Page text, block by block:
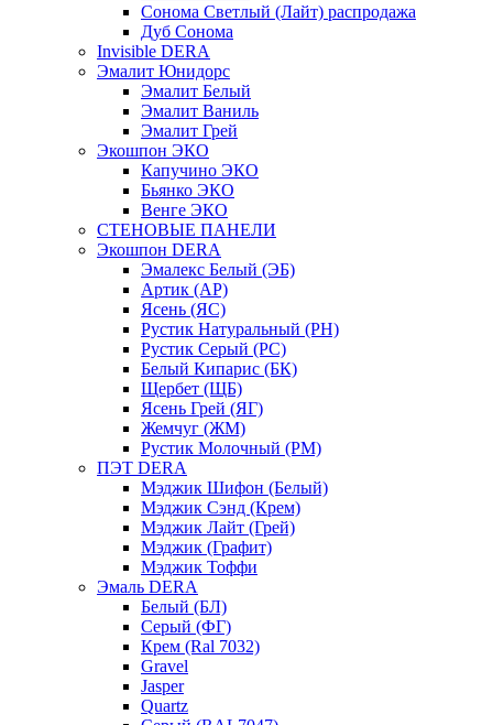
Сонома Светлый (Лайт) распродажа
Дуб Сонома
Invisible DERA
Эмалит Юнидорс
Эмалит Белый
Эмалит Ваниль
Эмалит Грей
Экошпон ЭКО
Капучино ЭКО
Бьянко ЭКО
Венге ЭКО
СТЕНОВЫЕ ПАНЕЛИ
Экошпон DERA
Эмалекс Белый (ЭБ)
Артик (АР)
Ясень (ЯС)
Рустик Натуральный (РН)
Рустик Серый (РС)
Белый Кипарис (БК)
Щербет (ЩБ)
Ясень Грей (ЯГ)
Жемчуг (ЖМ)
Рустик Молочный (РМ)
ПЭТ DERA
Мэджик Шифон (Белый)
Мэджик Сэнд (Крем)
Мэджик Лайт (Грей)
Мэджик (Графит)
Мэджик Тоффи
Эмаль DERA
Белый (БЛ)
Серый (ФГ)
Крем (Ral 7032)
Gravel
Jasper
Quartz